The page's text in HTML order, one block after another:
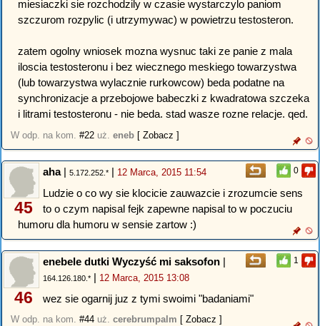
miesiaczki sie rozchodzily w czasie wystarczylo paniom
szczurom rozpylic (i utrzymywac) w powietrzu testosteron.
zatem ogolny wniosek mozna wysnuc taki ze panie z mala
iloscia testosteronu i bez wiecznego meskiego towarzystwa
(lub towarzystwa wylacznie rurkowcow) beda podatne na
synchronizacje a przebojowe babeczki z kwadratowa szczeka
i litrami testosteronu - nie beda. stad wasze rozne relacje. qed.
W odp. na kom. #22 uż. eneb [ Zobacz ]
0
45
aha| 5.172.252.* | 12 Marca, 2015 11:54
Ludzie o co wy sie klocicie zauwazcie i zrozumcie sens
to o czym napisal fejk zapewne napisal to w poczuciu
humoru dla humoru w sensie zartow :)
1
46
enebele dutki Wyczyść mi saksofon |
164.126.180.* | 12 Marca, 2015 13:08
wez sie ogarnij juz z tymi swoimi "badaniami"
W odp. na kom. #44 uż. cerebrumpalm [ Zobacz ]